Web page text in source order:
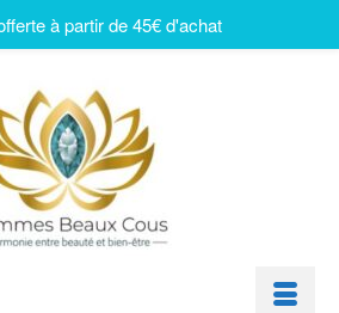
à partir de 45€ d'achat